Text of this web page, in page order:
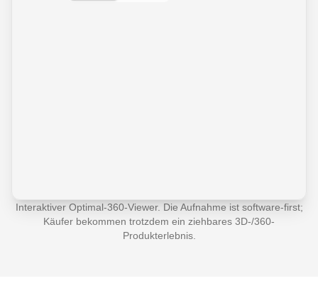
Interaktiver Optimal-360-Viewer. Die Aufnahme ist software-first;
Käufer bekommen trotzdem ein ziehbares 3D-/360-
Produkterlebnis.